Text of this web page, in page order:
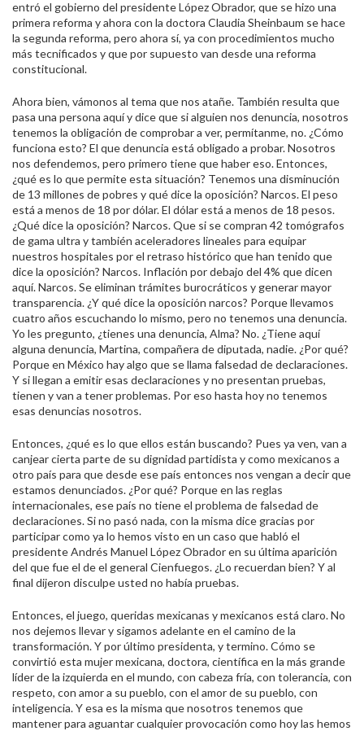
entró el gobierno del presidente López Obrador, que se hizo una
primera reforma y ahora con la doctora Claudia Sheinbaum se hace
la segunda reforma, pero ahora sí, ya con procedimientos mucho
más tecnificados y que por supuesto van desde una reforma
constitucional.
Ahora bien, vámonos al tema que nos atañe. También resulta que
pasa una persona aquí y dice que si alguien nos denuncia, nosotros
tenemos la obligación de comprobar a ver, permítanme, no. ¿Cómo
funciona esto? El que denuncia está obligado a probar. Nosotros
nos defendemos, pero primero tiene que haber eso. Entonces,
¿qué es lo que permite esta situación? Tenemos una disminución
de 13 millones de pobres y qué dice la oposición? Narcos. El peso
está a menos de 18 por dólar. El dólar está a menos de 18 pesos.
¿Qué dice la oposición? Narcos. Que si se compran 42 tomógrafos
de gama ultra y también aceleradores lineales para equipar
nuestros hospitales por el retraso histórico que han tenido que
dice la oposición? Narcos. Inflación por debajo del 4% que dicen
aquí. Narcos. Se eliminan trámites burocráticos y generar mayor
transparencia. ¿Y qué dice la oposición narcos? Porque llevamos
cuatro años escuchando lo mismo, pero no tenemos una denuncia.
Yo les pregunto, ¿tienes una denuncia, Alma? No. ¿Tiene aquí
alguna denuncia, Martina, compañera de diputada, nadie. ¿Por qué?
Porque en México hay algo que se llama falsedad de declaraciones.
Y si llegan a emitir esas declaraciones y no presentan pruebas,
tienen y van a tener problemas. Por eso hasta hoy no tenemos
esas denuncias nosotros.
Entonces, ¿qué es lo que ellos están buscando? Pues ya ven, van a
canjear cierta parte de su dignidad partidista y como mexicanos a
otro país para que desde ese país entonces nos vengan a decir que
estamos denunciados. ¿Por qué? Porque en las reglas
internacionales, ese país no tiene el problema de falsedad de
declaraciones. Si no pasó nada, con la misma dice gracias por
participar como ya lo hemos visto en un caso que habló el
presidente Andrés Manuel López Obrador en su última aparición
del que fue el de el general Cienfuegos. ¿Lo recuerdan bien? Y al
final dijeron disculpe usted no había pruebas.
Entonces, el juego, queridas mexicanas y mexicanos está claro. No
nos dejemos llevar y sigamos adelante en el camino de la
transformación. Y por último presidenta, y termino. Cómo se
convirtió esta mujer mexicana, doctora, científica en la más grande
líder de la izquierda en el mundo, con cabeza fría, con tolerancia, con
respeto, con amor a su pueblo, con el amor de su pueblo, con
inteligencia. Y esa es la misma que nosotros tenemos que
mantener para aguantar cualquier provocación como hoy las hemos